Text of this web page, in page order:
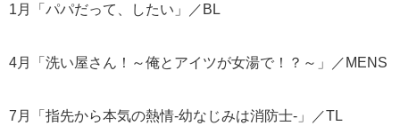
1月「パパだって、したい」／BL
4月「洗い屋さん！～俺とアイツが女湯で！？～」／MENS
7月「指先から本気の熱情-幼なじみは消防士-」／TL